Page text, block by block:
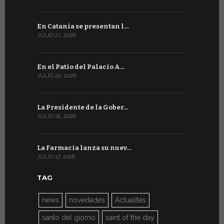
En Catania se presentan l…
JULIO 21, 2026
En el Patio del Palacio A…
JULIO 20, 2026
La Presidente de la Gober…
JULIO 18, 2026
La Farmacia lanza su nuev…
JULIO 17, 2026
TAG
news novedades Actualités
santo del giorno saint of the day